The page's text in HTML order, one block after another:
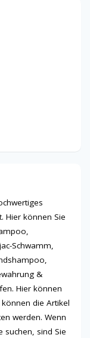
Hier können Sie
Schwamm,
&
Hier können
die Artikel
werden. Wenn
suchen, sind Sie